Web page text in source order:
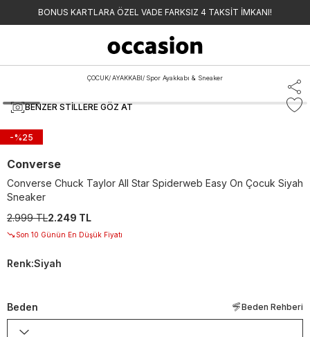
BONUS KARTLARA ÖZEL VADE FARKSIZ 4 TAKSİT İMKANI!
ÇOCUK/AYAKKABI/ Spor Ayakkabı & Sneaker
BENZER STILLERE GÖZ AT
-%25
Converse
Converse Chuck Taylor All Star Spiderweb Easy On Çocuk Siyah
Sneaker
2.999 TL2.249 TL
Son 10 Günün En Düşük Fiyatı
Renk:Siyah
Beden Beden Rehberi